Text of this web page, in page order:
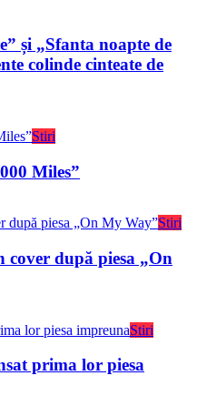
și „Sfanta noapte de
colinde cinteate de
Stiri
Miles”
Stiri
după piesa „On
Stiri
prima lor piesa